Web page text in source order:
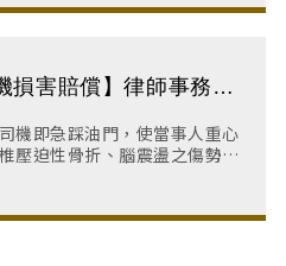
損害賠償】律師事務所
機即急踩油門，使當事人重心
壓迫性骨折、腦震盪之傷勢，
與當事人和解、賠償損失。